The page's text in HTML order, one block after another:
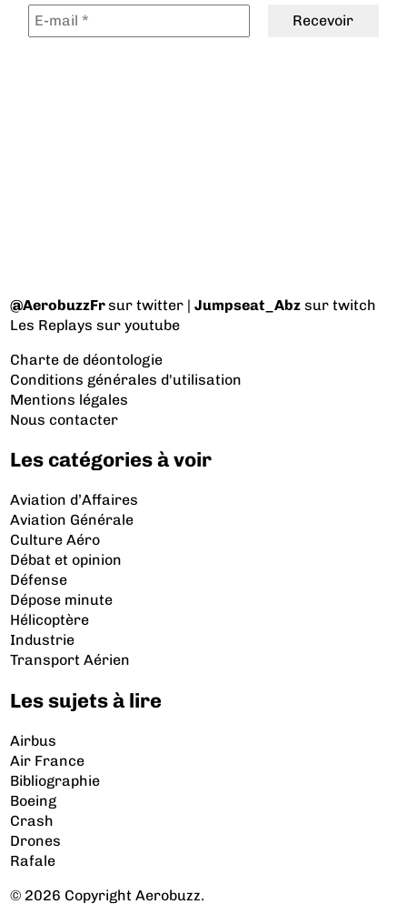
@AerobuzzFrsur twitter |Jumpseat_Abz sur twitch
Les Replays sur youtube
Charte de déontologie
Conditions générales d'utilisation
Mentions légales
Nous contacter
Les catégories à voir
Aviation d’Affaires
Aviation Générale
Culture Aéro
Débat et opinion
Défense
Dépose minute
Hélicoptère
Industrie
Transport Aérien
Les sujets à lire
Airbus
Air France
Bibliographie
Boeing
Crash
Drones
Rafale
© 2026 Copyright Aerobuzz.